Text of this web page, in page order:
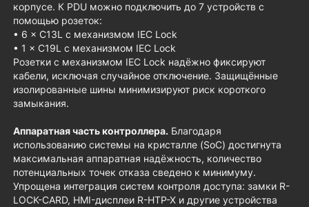
корпусе. К PDU можно подключить до 7 устройств с
помощью розеток:
• 6 × C13L с механизмом IEC Lock
• 1 × C19L с механизмом IEC Lock
Розетки с механизмом IEC Lock надёжно фиксируют
кабели, исключая случайное отключение. Защищённые
изолированные шины минимизируют риск короткого
замыкания.
Аппаратная часть контроллера. Благодаря
использованию системы на кристалле (SoC) достигнута
максимальная аппаратная надёжность, количество
потенциальных точек отказа сведено к минимуму.
Упрощена интеграция систем контроля доступа: замки R-
LOCK-CARD, HMI-дисплеи R-HTP-X и другие устройства